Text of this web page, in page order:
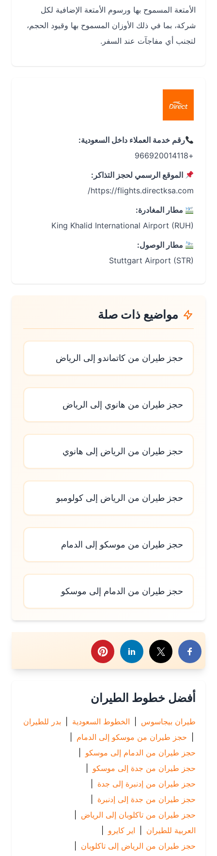
الأمتعة المسموح بها ورسوم الأمتعة الإضافية لكل
شركة، بما في ذلك الأوزان المسموح بها وقيود الحجم،
لتجنب أي مفاجآت عند السفر.
رقم خدمة العملاء داخل السعودية:
الموقع الرسمي لحجز التذاكر:
https://flights.directksa.com/
مطار المغادرة:
King Khalid International Airport (RUH)
مطار الوصول:
Stuttgart Airport (STR)
مواضيع ذات صلة
حجز طيران من كاتماندو إلى الرياض
حجز طيران من هانوي إلى الرياض
حجز طيران من الرياض إلى هانوي
حجز طيران من الرياض إلى كولومبو
حجز طيران من موسكو إلى الدمام
حجز طيران من الدمام إلى موسكو
هذا الموضوع
أفضل خطوط الطيران
طيران بيجاسوس | الخطوط السعودية | بدر للطيران
حجز طيران من موسكو إلى الدمام
|
حجز طيران من الدمام إلى موسكو |
حجز طيران من جدة إلى موسكو |
حجز طيران من إدنبرة إلى جدة
حجز طيران من جدة إلى إدنبرة |
حجز طيران من تاكلوبان إلى الرياض
|
العربية للطيران | اير كايرو
|
حجز طيران من الرياض إلى تاكلوبان |